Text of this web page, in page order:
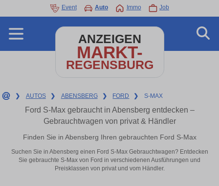
Event Auto Immo Job
ANZEIGEN
MARKT-
REGENSBURG
❯ AUTOS ❯ ABENSBERG ❯ FORD ❯ S-MAX
Ford S-Max gebraucht in Abensberg entdecken –
Gebrauchtwagen von privat & Händler
Finden Sie in Abensberg Ihren gebrauchten Ford S-Max
Suchen Sie in Abensberg einen Ford S-Max Gebrauchtwagen? Entdecken
Sie gebrauchte S-Max von Ford in verschiedenen Ausführungen und
Preisklassen von privat und vom Händler.